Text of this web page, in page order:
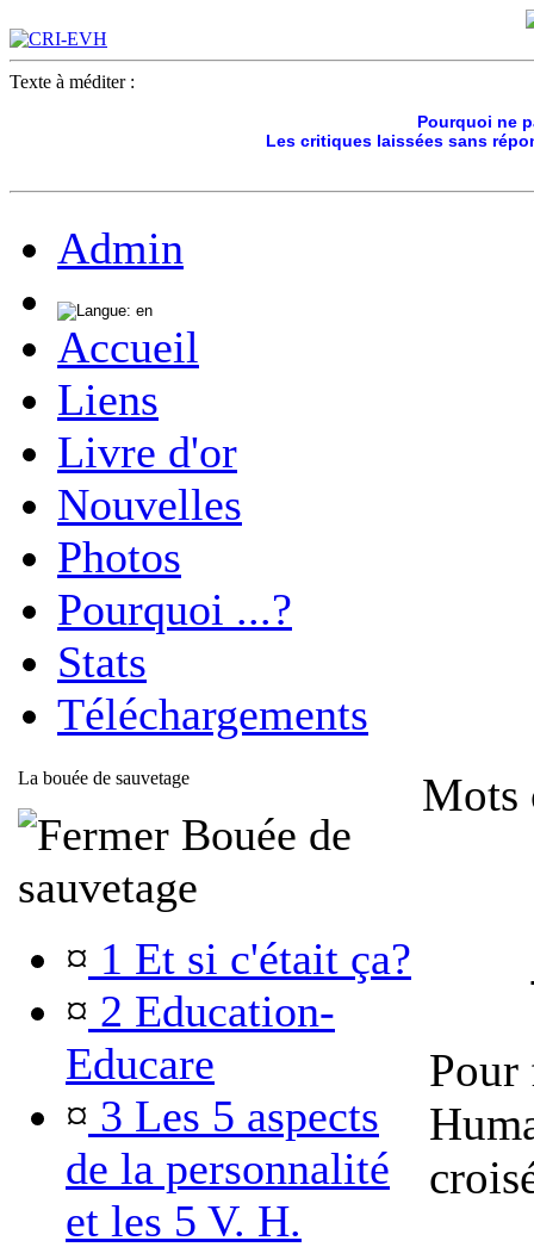
Texte à méditer :
Pourquoi ne
Les critiques laissées sans
Admin
Accueil
Liens
Livre d'or
Nouvelles
Photos
Pourquoi ...?
Stats
Téléchargements
La bouée de sauvetage
Bouée de
sauvetage
¤ 1 Et si c'était ça?
¤ 2 Education-
Educare
¤ 3 Les 5 aspects
de la personnalité
et les 5 V. H.
Mots
Pour